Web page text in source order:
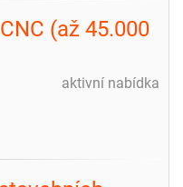
(až 45.000
aktivní nabídka